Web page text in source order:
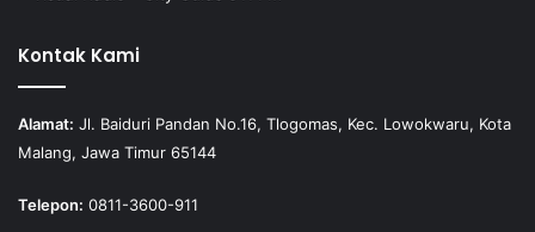
Kontak Kami
Alamat: Jl. Baiduri Pandan No.16, Tlogomas, Kec. Lowokwaru, Kota
Malang, Jawa Timur 65144
Telepon: 0811-3600-911